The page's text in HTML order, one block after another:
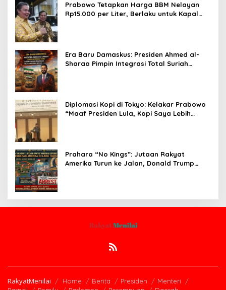
Prabowo Tetapkan Harga BBM Nelayan
Rp15.000 per Liter, Berlaku untuk Kapal
Era Baru Damaskus: Presiden Ahmed al-
Sharaa Pimpin Integrasi Total Suriah
Diplomasi Kopi di Tokyo: Kelakar Prabowo
“Maaf Presiden Lula, Kopi Saya Lebih
Prahara “No Kings”: Jutaan Rakyat
Amerika Turun ke Jalan, Donald Trump
RakyatMenilai Home Berita Presiden
Menteri